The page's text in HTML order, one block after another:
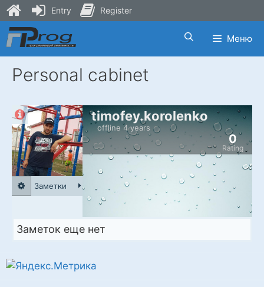
Skip
to
content
Меню
Personal cabinet
timofey.korolenko
offline 4 years
Rating
0
Заметки
Заметок еще нет
Entry Register